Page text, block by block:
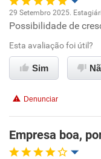
Oportunidade de
Ambiente de
Benefícios
Recomenda esta
29 Setembro 2025.
Possibilidade de
Esta avaliação foi útil?
Sim
Denunciar
Empresa boa,